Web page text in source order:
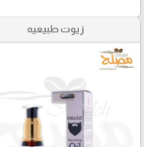
زيوت طبيعيه